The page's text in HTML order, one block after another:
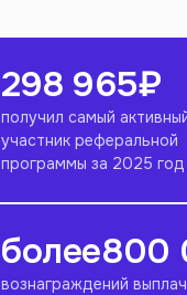
298 965₽
получил самый
участник реферальной
программы за 2025 год
более800
вознаграждений